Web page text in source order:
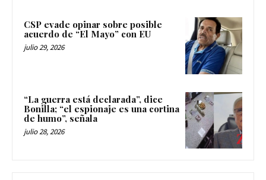
CSP evade opinar sobre posible
acuerdo de “El Mayo” con EU
julio 29, 2026
“La guerra está declarada”, dice
Bonilla; “el espionaje es una cortina
de humo”, señala
julio 28, 2026